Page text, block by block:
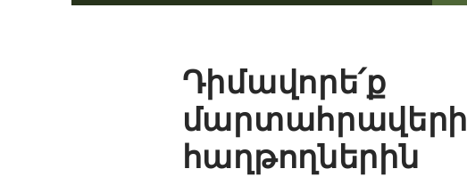
Դիմավորե՛ք
մարտահրավերի
հաղթողներին